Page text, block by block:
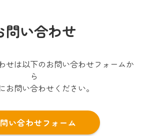
問い合わせ
せは以下のお問い合わせフォームか
ら
お問い合わせください。
い合わせフォーム